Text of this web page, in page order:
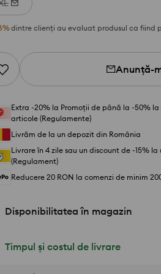
%dintre clienți au evaluat produsul ca fiind
Anunță-
Extra -20% la Promoții de până la -50%
articole (Regulamente)
Livrăm de la un depozit din România
Livrare în 4 zile sau un discount de -15%
(Regulament)
Reducere 20 RON la comenzi de minim
Disponibilitatea în magazin
Timpul și costul de livrare